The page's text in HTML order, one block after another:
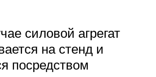
силовой агрегат
на стенд и
посредством